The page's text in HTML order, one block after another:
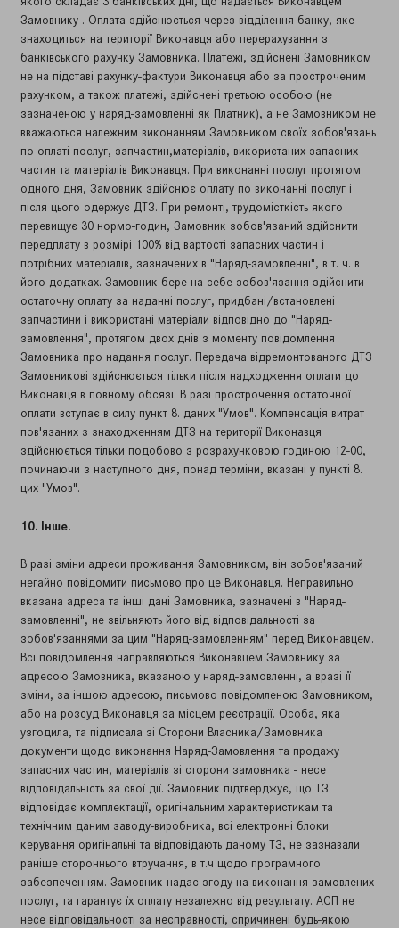
Замовнику . Оплата здійснюється через відділення банку, яке
знаходиться на території Виконавця або перерахування з
банківського рахунку Замовника. Платежі, здійснені Замовником
не на підставі рахунку-фактури Виконавця або за простроченим
рахунком, а також платежі, здійснені третьою особою (не
зазначеною у наряд-замовленні як Платник), а не Замовником не
вважаються належним виконанням Замовником своїх зобов'язань
по оплаті послуг, запчастин,матеріалів, використаних запасних
частин та матеріалів Виконавця. При виконанні послуг протягом
одного дня, Замовник здійснює оплату по виконанні послуг і
після цього одержує ДТЗ. При ремонті, трудомісткість якого
перевищує 30 нормо-годин, Замовник зобов'язаний здійснити
передплату в розмірі 100% від вартості запасних частин і
потрібних матеріалів, зазначених в "Наряд-замовленні", в т. ч. в
його додатках. Замовник бере на себе зобов'язання здійснити
остаточну оплату за наданні послуг, придбані/встановлені
запчастини і використані матеріали відповідно до "Наряд-
замовлення", протягом двох днів з моменту повідомлення
Замовника про надання послуг. Передача відремонтованого ДТЗ
Замовникові здійснюється тільки після надходження оплати до
Виконавця в повному обсязі. В разі прострочення остаточної
оплати вступає в силу пункт 8. даних "Умов". Компенсація витрат
пов'язаних з знаходженням ДТЗ на території Виконавця
здійснюється тільки подобово з розрахунковою годиною 12-00,
починаючи з наступного дня, понад терміни, вказані у пункті 8.
цих "Умов".
10. Інше.
В разі зміни адреси проживання Замовником, він зобов'язаний
негайно повідомити письмово про це Виконавця. Неправильно
вказана адреса та інші дані Замовника, зазначені в "Наряд-
замовленні", не звільняють його від відповідальності за
зобов'язаннями за цим "Наряд-замовленням" перед Виконавцем.
Всі повідомлення направляються Виконавцем Замовнику за
адресою Замовника, вказаною у наряд-замовленні, а вразі її
зміни, за іншою адресою, письмово повідомленою Замовником,
або на розсуд Виконавця за місцем реєстрації. Особа, яка
узгодила, та підписала зі Сторони Власника/Замовника
документи щодо виконання Наряд-Замовлення та продажу
запасних частин, матеріалів зі сторони замовника - несе
відповідальність за свої дії. Замовник підтверджує, що ТЗ
відповідає комплектації, оригінальним характеристикам та
технічним даним заводу-виробника, всі електронні блоки
керування оригінальні та відповідають даному ТЗ, не зазнавали
раніше стороннього втручання, в т.ч щодо програмного
забезпеченням. Замовник надає згоду на виконання замовлених
послуг, та гарантує їх оплату незалежно від результату. АСП не
несе відповідальності за несправності, спричинені будь-якою